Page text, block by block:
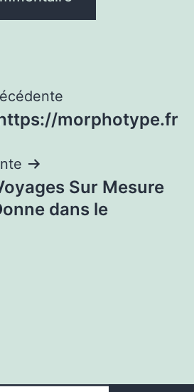
morphotype.fr
Sur Mesure
dans le